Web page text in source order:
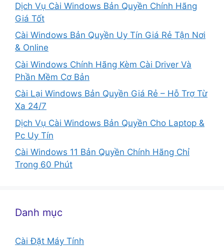
Dịch Vụ Cài Windows Bản Quyền Chính Hãng
Giá Tốt
Cài Windows Bản Quyền Uy Tín Giá Rẻ Tận Nơi
& Online
Cài Windows Chính Hãng Kèm Cài Driver Và
Phần Mềm Cơ Bản
Cài Lại Windows Bản Quyền Giá Rẻ – Hỗ Trợ Từ
Xa 24/7
Dịch Vụ Cài Windows Bản Quyền Cho Laptop &
Pc Uy Tín
Cài Windows 11 Bản Quyền Chính Hãng Chỉ
Trong 60 Phút
Danh mục
Cài Đặt Máy Tính